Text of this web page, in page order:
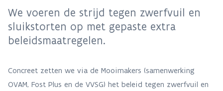
We voeren de strijd tegen zwerfvuil en
sluikstorten op met gepaste extra
beleidsmaatregelen.
Concreet zetten we via de Mooimakers (samenwerking
OVAM, Fost Plus en de VVSG) het beleid tegen zwerfvuil en